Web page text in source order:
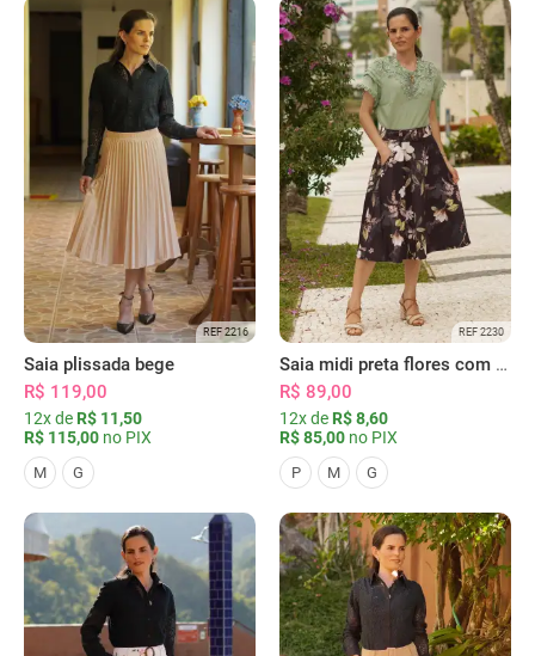
REF 2216
Saia plissada bege
R$ 119,00
12x de R$ 11,50
R$ 115,00 no PIX
M G
REF 2230
Saia midi preta flores com bolsos
R$ 89,00
12x de R$ 8,60
R$ 85,00 no PIX
P M G